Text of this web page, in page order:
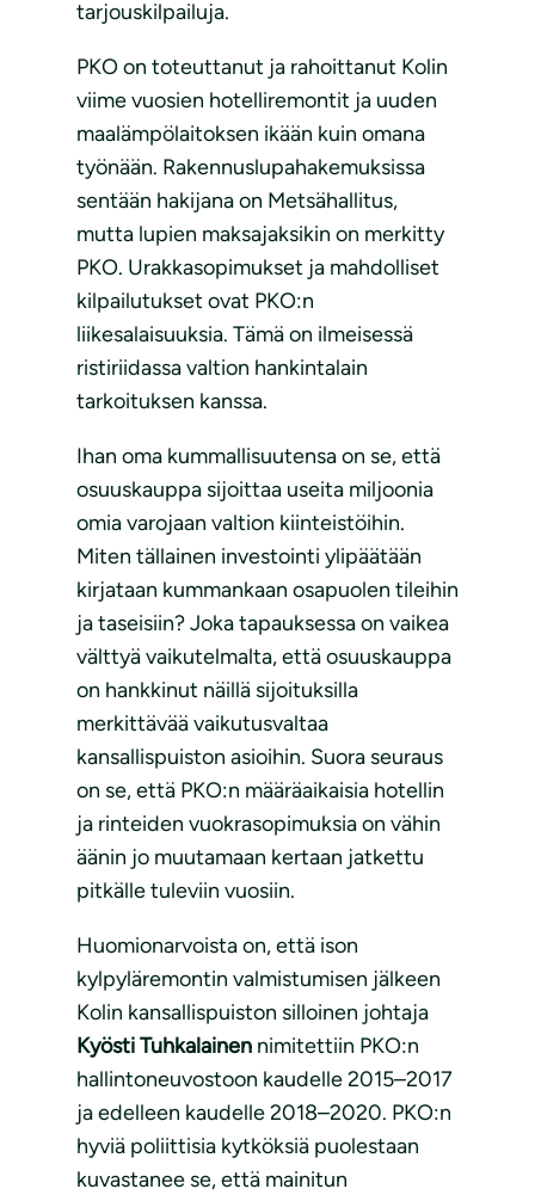
tarjouskilpailuja.
PKO on toteuttanut ja rahoittanut Kolin
viime vuosien hotelliremontit ja uuden
maalämpölaitoksen ikään kuin omana
työnään. Rakennuslupahakemuksissa
sentään hakijana on Metsähallitus,
mutta lupien maksajaksikin on merkitty
PKO. Urakkasopimukset ja mahdolliset
kilpailutukset ovat PKO:n
liikesalaisuuksia. Tämä on ilmeisessä
ristiriidassa valtion hankintalain
tarkoituksen kanssa.
Ihan oma kummallisuutensa on se, että
osuuskauppa sijoittaa useita miljoonia
omia varojaan valtion kiinteistöihin.
Miten tällainen investointi ylipäätään
kirjataan kummankaan osapuolen tileihin
ja taseisiin? Joka tapauksessa on vaikea
välttyä vaikutelmalta, että osuuskauppa
on hankkinut näillä sijoituksilla
merkittävää vaikutusvaltaa
kansallispuiston asioihin. Suora seuraus
on se, että PKO:n määräaikaisia hotellin
ja rinteiden vuokrasopimuksia on vähin
äänin jo muutamaan kertaan jatkettu
pitkälle tuleviin vuosiin.
Huomionarvoista on, että ison
kylpyläremontin valmistumisen jälkeen
Kolin kansallispuiston silloinen johtaja
Kyösti Tuhkalainen nimitettiin PKO:n
hallintoneuvostoon kaudelle 2015–2017
ja edelleen kaudelle 2018–2020. PKO:n
hyviä poliittisia kytköksiä puolestaan
kuvastanee se, että mainitun